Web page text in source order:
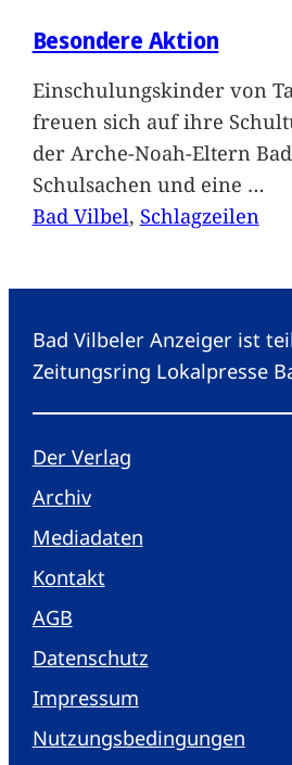
Besondere Aktion
Einschulungskinder von
freuen sich auf ihre
der Arche-Noah-Eltern
Schulsachen und eine …
Bad Vilbel, Schlagzeilen
Bad Vilbeler Anzeiger ist
Zeitungsring Lokalpresse
Der Verlag
Archiv
Mediadaten
Kontakt
AGB
Datenschutz
Impressum
Nutzungsbedingungen